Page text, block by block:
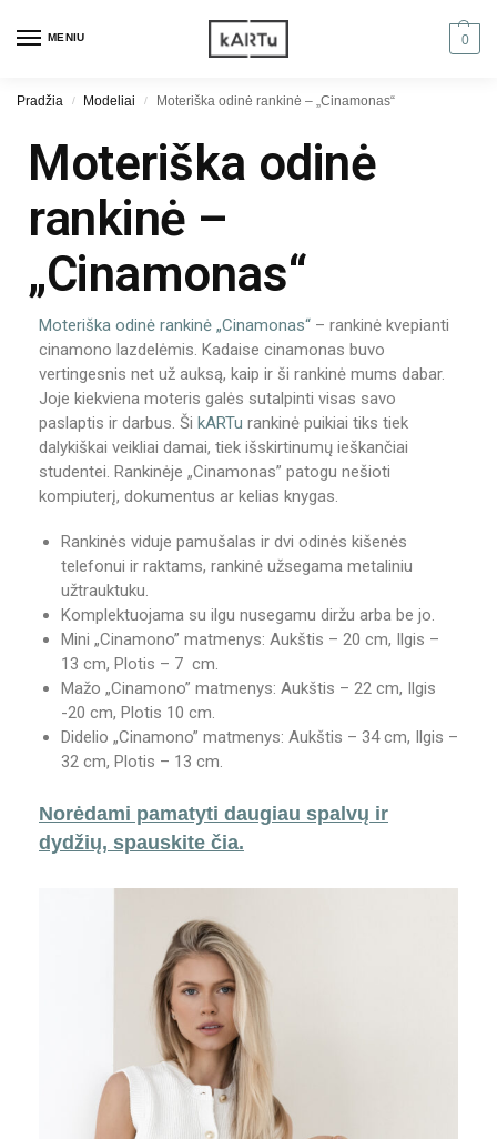
MENIU 0
Pradžia / Modeliai / Moteriška odinė rankinė – „Cinamonas“
Moteriška odinė
rankinė –
„Cinamonas“
Moteriška odinė rankinė „Cinamonas“ – rankinė kvepianti
cinamono lazdelėmis. Kadaise cinamonas buvo
vertingesnis net už auksą, kaip ir ši rankinė mums dabar.
Joje kiekviena moteris galės sutalpinti visas savo
paslaptis ir darbus. Ši kARTu rankinė puikiai tiks tiek
dalykiškai veikliai damai, tiek išskirtinumų ieškančiai
studentei. Rankinėje „Cinamonas” patogu nešioti
kompiuterį, dokumentus ar kelias knygas.
Rankinės viduje pamušalas ir dvi odinės kišenės
telefonui ir raktams, rankinė užsegama metaliniu
užtrauktuku.
Komplektuojama su ilgu nusegamu diržu arba be jo.
Mini „Cinamono” matmenys: Aukštis – 20 cm, Ilgis –
13 cm, Plotis – 7 cm.
Mažo „Cinamono” matmenys: Aukštis – 22 cm, Ilgis
-20 cm, Plotis 10 cm.
Didelio „Cinamono” matmenys: Aukštis – 34 cm, Ilgis –
32 cm, Plotis – 13 cm.
Norėdami pamatyti daugiau spalvų ir
dydžių, spauskite čia.